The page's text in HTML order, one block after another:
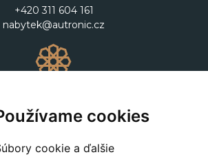
cookies
cookie a ďalšie
+420 311 604 161
nabytek@autronic.cz
+420 311 604 182
dekorace@autronic.cz